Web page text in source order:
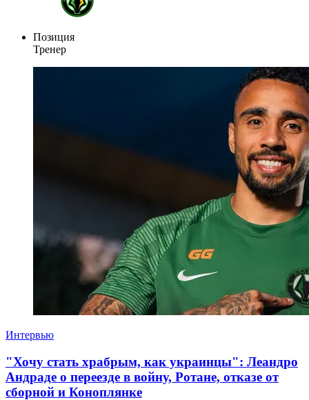
Позиция
Тренер
Интервью
"Хочу стать храбрым, как украинцы": Леандро
Андраде о переезде в войну, Ротане, отказе от
сборной и Коноплянке